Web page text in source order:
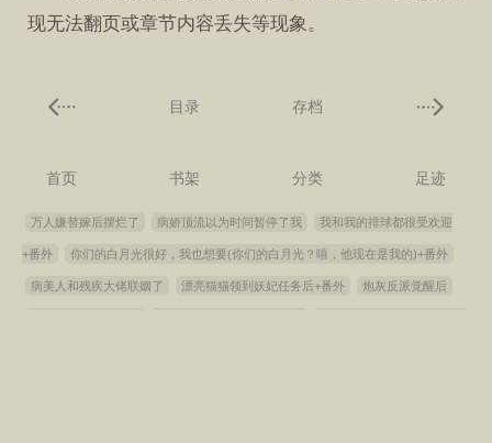
现无法翻页或章节内容丢失等现象。
目录 存档
首页 书架 分类 足迹
万人嫌替嫁后摆烂了 病娇顶流以为时间暂停了我 我和我的排球都很受欢迎
+番外 你们的白月光很好，我也想要(你们的白月光？嘻，他现在是我的)+番外
病美人和残疾大佬联姻了 漂亮猫猫领到妖妃任务后+番外 炮灰反派觉醒后